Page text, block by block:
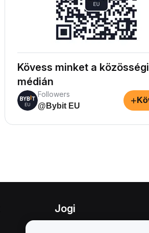
Kövess minket a közösségi
médián
Followers
@Bybit EU
+
Jogi